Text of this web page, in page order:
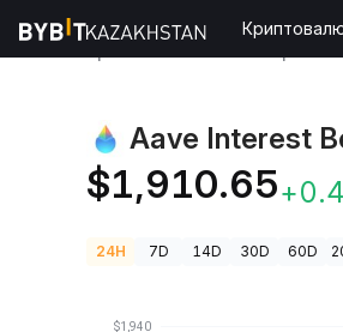
Aave Interest
$1,910.65
24H 7D 14D 30D 60D